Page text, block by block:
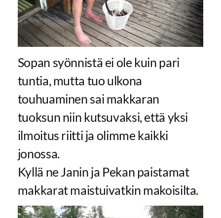
Sopan syönnistä ei ole kuin pari
tuntia, mutta tuo ulkona
touhuaminen sai makkaran
tuoksun niin kutsuvaksi, että yksi
ilmoitus riitti ja olimme kaikki
jonossa.
Kyllä ne Janin ja Pekan paistamat
makkarat maistuivatkin makoisilta.